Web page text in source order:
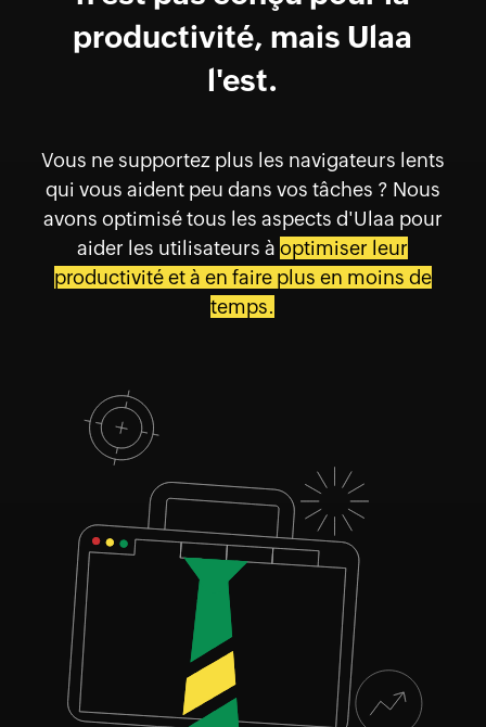
productivité, mais Ulaa
l'est.
Vous ne supportez plus les navigateurs lents
qui vous aident peu dans vos tâches ? Nous
avons optimisé tous les aspects d'Ulaa pour
aider les utilisateurs àoptimiser leur
productivité et à en faire plus en moins de
temps.